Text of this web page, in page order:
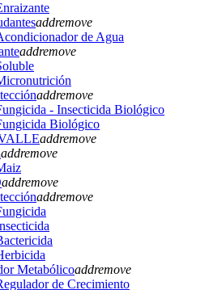
addremove
de Agua
addremove
addremove
- Insecticida Biológico
Biológico
addremove
addremove
addremove
addremove
Metabólicoaddremove
de Crecimiento